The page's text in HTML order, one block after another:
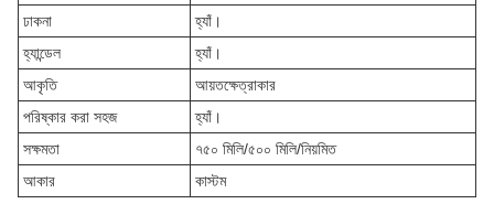
ঢাকনা
হ্যাঁ।
হ্যান্ডেল
হ্যাঁ।
আকৃতি
আয়তক্ষেত্রাকার
পরিষ্কার করা সহজ
হ্যাঁ।
সক্ষমতা
৭৫০ মিলি/৫০০ মিলি/নিয়মিত
আকার
কাস্টম